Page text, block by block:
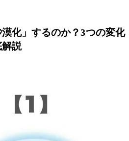
化」するのか？3つの変化
説